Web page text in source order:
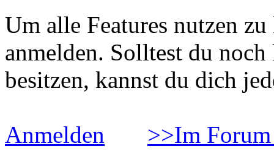
Um alle Features nutzen
anmelden. Solltest du
besitzen, kannst du dich
Anmelden >>Im